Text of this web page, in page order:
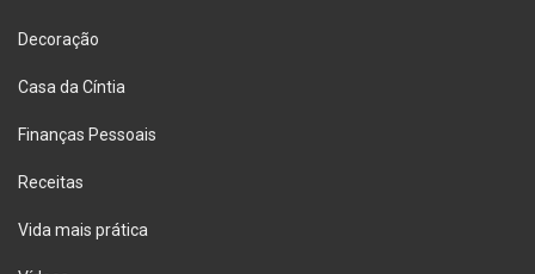
Decoração
Casa da Cíntia
Finanças Pessoais
Receitas
Vida mais prática